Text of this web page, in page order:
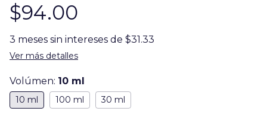
$94.00
3 meses sin intereses de $31.33
Ver más detalles
Volúmen: 10 ml
10 ml 100 ml 30 ml